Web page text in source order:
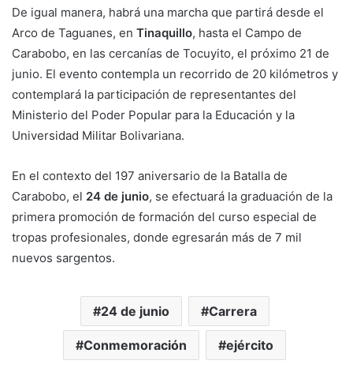
De igual manera, habrá una marcha que partirá desde el
Arco de Taguanes, en Tinaquillo, hasta el Campo de
Carabobo, en las cercanías de Tocuyito, el próximo 21 de
junio. El evento contempla un recorrido de 20 kilómetros y
contemplará la participación de representantes del
Ministerio del Poder Popular para la Educación y la
Universidad Militar Bolivariana.
En el contexto del 197 aniversario de la Batalla de
Carabobo, el 24 de junio, se efectuará la graduación de la
primera promoción de formación del curso especial de
tropas profesionales, donde egresarán más de 7 mil
nuevos sargentos.
24 de junio Carrera
Conmemoración ejército